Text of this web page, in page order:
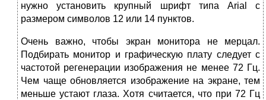
нужно установить крупный шрифт типа Arial с
размером символов 12 или 14 пунктов.
Очень важно, чтобы экран монитора не мерцал.
Подбирать монитор и графическую плату следует с
частотой регенерации изображения не менее 72 Гц.
Чем чаще обновляется изображение на экране, тем
меньше устают глаза. Хотя считается, что при 72 Гц